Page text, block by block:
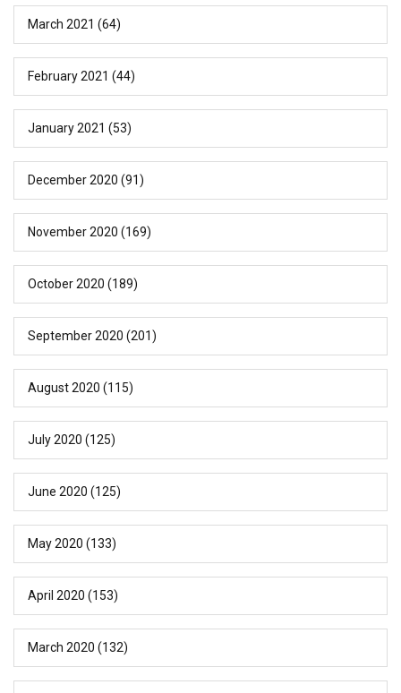
March 2021 (64)
February 2021 (44)
January 2021 (53)
December 2020 (91)
November 2020 (169)
October 2020 (189)
September 2020 (201)
August 2020 (115)
July 2020 (125)
June 2020 (125)
May 2020 (133)
April 2020 (153)
March 2020 (132)